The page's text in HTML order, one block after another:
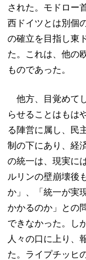
された。モドロー
西ドイツとは別個
の確立を目指し東
た。これは、他の
ものであった。
他方、目覚めて
らせることはもは
る陣営に属し、民
制の下にあり、経
の統一は、現実に
ルリンの壁崩壊後
か」、「統一が実
かかるのか」との
できなかった。し
人々の口に上り、
た。ライプチッヒ